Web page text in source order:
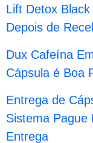
Lift Detox
Depois de
Dux Cafeína
Cápsula é Boa
Entrega de
Sistema Pague
Entrega